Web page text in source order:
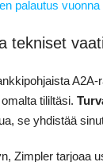
palautus
tekniset
tililtäsi.
se yhdistää
Zimpler tarjoaa